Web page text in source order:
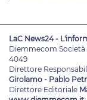
LaC News24 -
Diemmecom Società
4049
Direttore
Girolamo - Pablo
Direttore Editoriale